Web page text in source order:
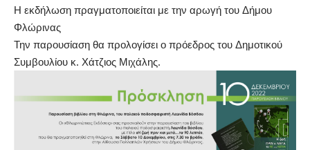
Η εκδήλωση πραγματοποιείται με την αρωγή του Δήμου
Φλώρινας
Την παρουσίαση θα προλογίσει ο πρόεδρος του Δημοτικού
Συμβουλίου κ. Χάτζιος Μιχάλης.